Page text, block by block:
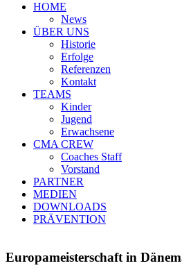
HOME
News
ÜBER UNS
Historie
Erfolge
Referenzen
Kontakt
TEAMS
Kinder
Jugend
Erwachsene
CMA CREW
Coaches Staff
Vorstand
PARTNER
MEDIEN
DOWNLOADS
PRÄVENTION
Europameisterschaft in